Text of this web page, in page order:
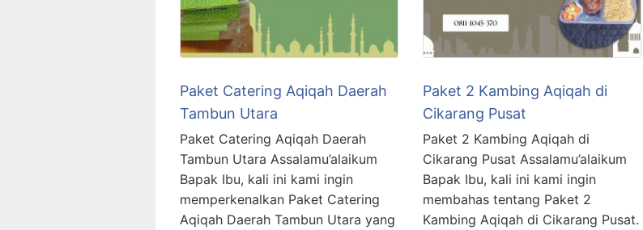
Paket Catering Aqiqah Daerah
Tambun Utara
Paket Catering Aqiqah Daerah
Tambun Utara Assalamu’alaikum
Bapak Ibu, kali ini kami ingin
memperkenalkan Paket Catering
Aqiqah Daerah Tambun Utara yang
Paket 2 Kambing Aqiqah di
Cikarang Pusat
Paket 2 Kambing Aqiqah di
Cikarang Pusat Assalamu’alaikum
Bapak Ibu, kali ini kami ingin
membahas tentang Paket 2
Kambing Aqiqah di Cikarang Pusat.